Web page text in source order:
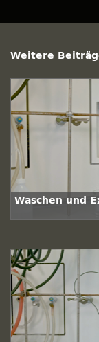
Weitere
Waschen und